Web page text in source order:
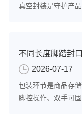
真空封装是守护产品
不同长度脚踏封
2026-07-17
包装环节是商品存
脚控操作、双手可固